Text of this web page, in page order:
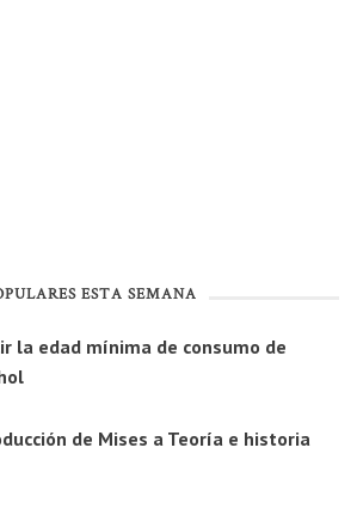
ESTA SEMANA
la edad mínima de consumo de
de Mises a Teoría e historia